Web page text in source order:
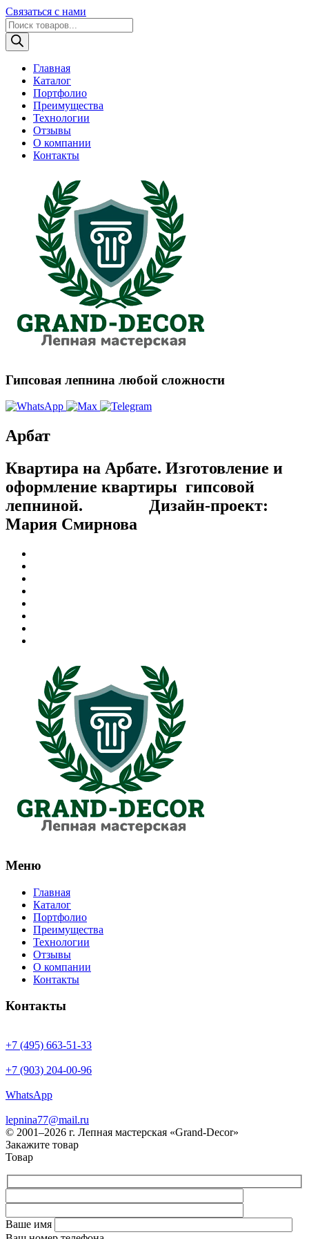
Связаться с нами
Поиск
товаров
Главная
Каталог
Портфолио
Преимущества
Технологии
Отзывы
О компании
Контакты
Гипсовая лепнина любой сложности
Арбат
Квартира на Арбате. Изготовление и
оформление квартиры гипсовой
лепниной. Дизайн-проект:
Мария Смирнова
Меню
Главная
Каталог
Портфолио
Преимущества
Технологии
Отзывы
О компании
Контакты
Контакты
+7 (495) 663-51-33
+7 (903) 204-00-96
WhatsApp
lepnina77@mail.ru
© 2001–2026 г. Лепная мастерская «Grand-Decor»
Закажите товар
Товар
Ваше имя